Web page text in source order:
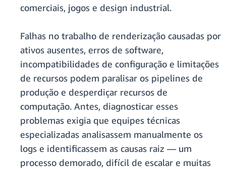
comerciais, jogos e design industrial.
Falhas no trabalho de renderização causadas por
ativos ausentes, erros de software,
incompatibilidades de configuração e limitações
de recursos podem paralisar os pipelines de
produção e desperdiçar recursos de
computação. Antes, diagnosticar esses
problemas exigia que equipes técnicas
especializadas analisassem manualmente os
logs e identificassem as causas raiz — um
processo demorado, difícil de escalar e muitas